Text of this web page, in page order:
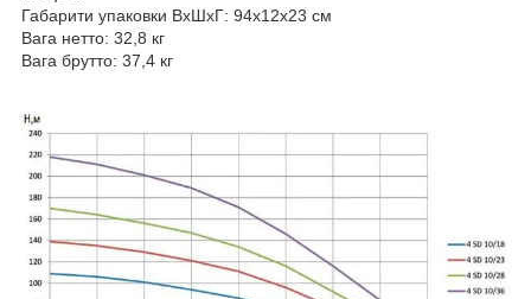
Габарити упаковки ВхШхГ: 94х12х23 см
Вага нетто: 32,8 кг
Вага брутто: 37,4 кг